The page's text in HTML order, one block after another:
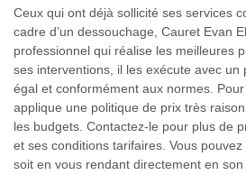
Ceux qui ont déjà sollicité ses services
cadre d’un dessouchage, Cauret Evan
professionnel qui réalise les meilleures
ses interventions, il les exécute avec un
égal et conformément aux normes.
applique une politique de prix très
les budgets. Contactez-le pour plus de
et ses conditions tarifaires. Vous pouvez
soit en vous rendant directement en